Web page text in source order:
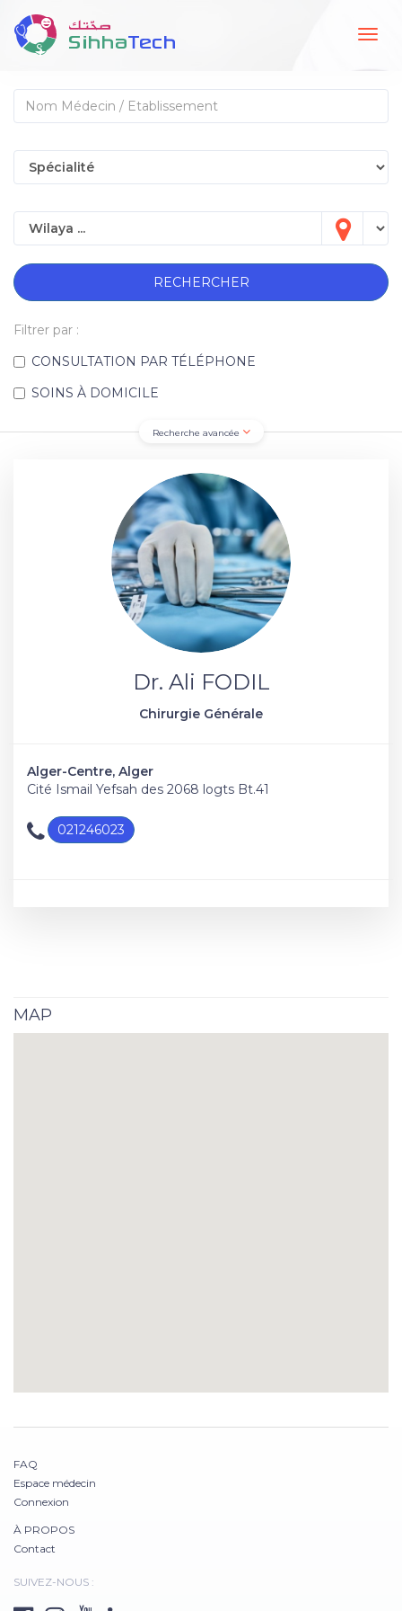
RECHERCHER
Filtrer par :
CONSULTATION PAR TÉLÉPHONE
SOINS À DOMICILE
Recherche avancée
Dr. Ali FODIL
Chirurgie Générale
Alger-Centre, Alger
Cité Ismail Yefsah des 2068 logts Bt.41
021246023
MAP
FAQ
Espace médecin
Connexion
À PROPOS
Contact
SUIVEZ-NOUS :